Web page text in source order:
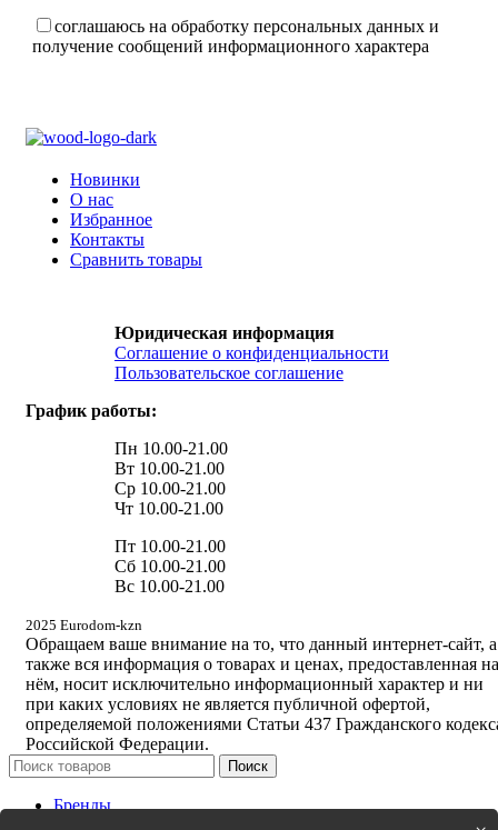
соглашаюсь на обработку персональных данных и
получение сообщений информационного характера
Новинки
О нас
Избранное
Контакты
Сравнить товары
Юридическая информация
Соглашение о конфиденциальности
Пользовательское соглашение
График работы:
Пн 10.00-21.00
Вт 10.00-21.00
Ср 10.00-21.00
Чт 10.00-21.00
Пт 10.00-21.00
Сб 10.00-21.00
Вс 10.00-21.00
2025 Eurodom-kzn
Обращаем ваше внимание на то, что данный интернет-сайт, а
также вся информация о товарах и ценах, предоставленная на
нём, носит исключительно информационный характер и ни
при каких условиях не является публичной офертой,
определяемой положениями Статьи 437 Гражданского
Российской Федерации.
Поиск
Бренды